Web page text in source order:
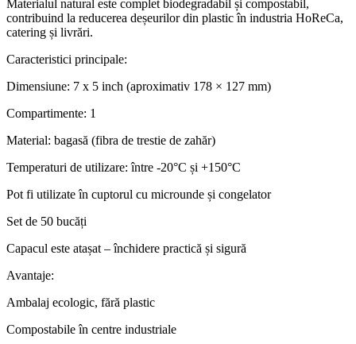
Materialul natural este complet biodegradabil și compostabil,
contribuind la reducerea deșeurilor din plastic în industria HoReCa,
catering și livrări.
Caracteristici principale:
Dimensiune: 7 x 5 inch (aproximativ 178 × 127 mm)
Compartimente: 1
Material: bagasă (fibra de trestie de zahăr)
Temperaturi de utilizare: între -20°C și +150°C
Pot fi utilizate în cuptorul cu microunde și congelator
Set de 50 bucăți
Capacul este atașat – închidere practică și sigură
Avantaje:
Ambalaj ecologic, fără plastic
Compostabile în centre industriale